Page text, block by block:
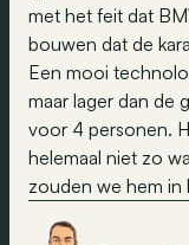
met het feit dat
bouwen dat de
Een mooi
maar lager dan de
voor 4 personen.
helemaal niet zo
zouden we hem in